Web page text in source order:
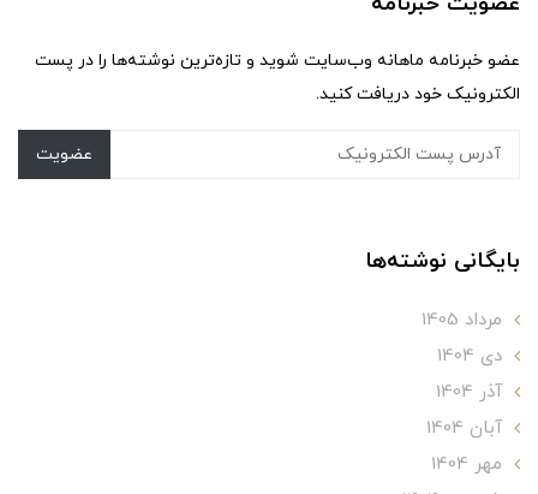
عضو خبرنامه ماهانه وب‌سایت شوید و تازه‌ترین نوشته‌ها را در پست
الکترونیک خود دریافت کنید.
عضویت
بایگانی نوشته‌ها
مرداد 1405
دی 1404
آذر 1404
آبان 1404
مهر 1404